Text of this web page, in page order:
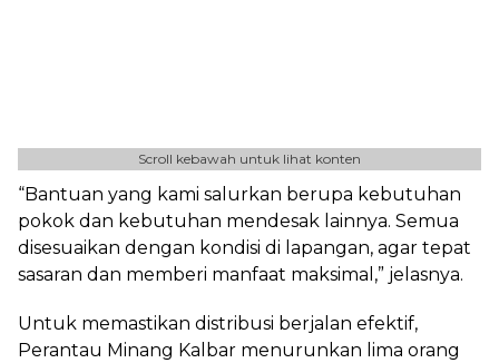
Scroll kebawah untuk lihat konten
“Bantuan yang kami salurkan berupa kebutuhan
pokok dan kebutuhan mendesak lainnya. Semua
disesuaikan dengan kondisi di lapangan, agar tepat
sasaran dan memberi manfaat maksimal,” jelasnya.
Untuk memastikan distribusi berjalan efektif,
Perantau Minang Kalbar menurunkan lima orang